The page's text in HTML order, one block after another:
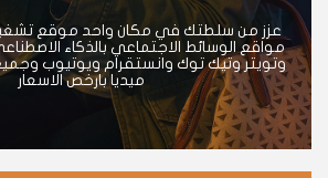
عزز من سلطتك في مكان واحد موقع تشغيل
مواقع الوسائط الاجتماعي بالذكاء
وتويتر وتيك توك وانستقرام ويوتيوب
ميديا بارخص الاسعار